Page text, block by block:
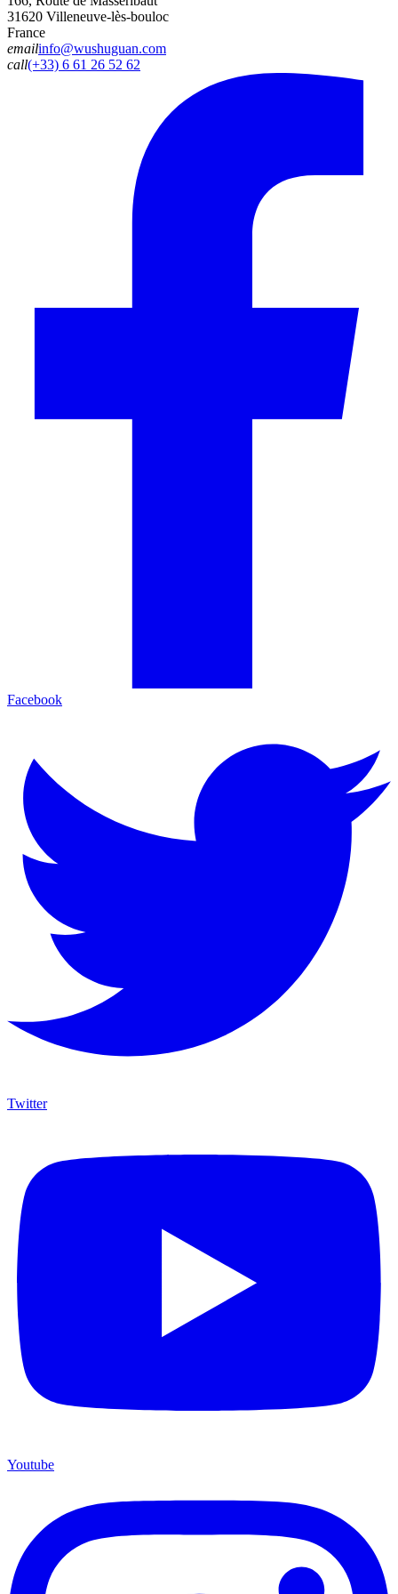
31620 Villeneuve-lès-bouloc
France
emailinfo@wushuguan.com
call(+33) 6 61 26 52 62
Facebook
Twitter
Youtube